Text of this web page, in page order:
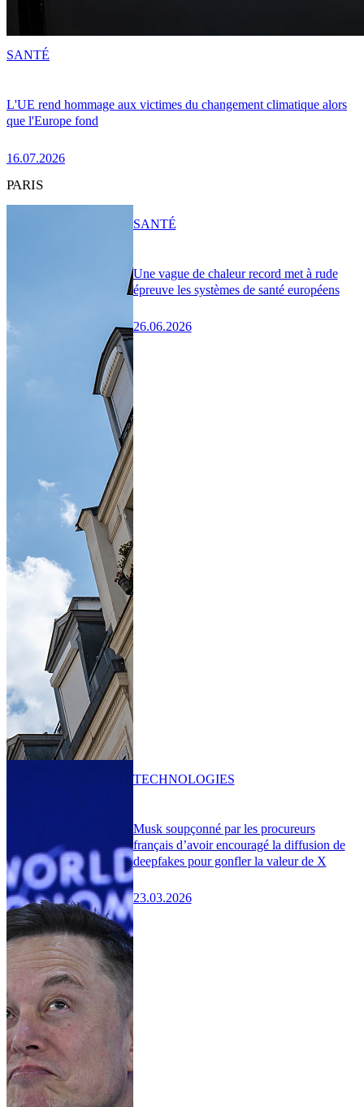
L'UE rend hommage aux victimes du changement climatique alors
que l'Europe fond
16.07.2026
SANTÉ
PARIS
Une vague de chaleur record met à rude
épreuve les systèmes de santé européens
26.06.2026
SANTÉ
Musk soupçonné par les procureurs
français d’avoir encouragé la diffusion de
deepfakes pour gonfler la valeur de X
23.03.2026
TECHNOLOGIES